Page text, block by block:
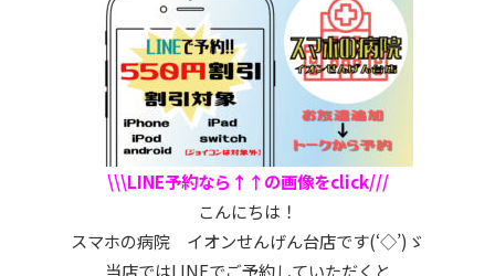
\\\LINE予約なら↑↑の画像をclick///
こんにちは！
スマホの病院 イオンせんげん台店です(‘◇’)ゞ
当店ではLINEでご予約していただくと